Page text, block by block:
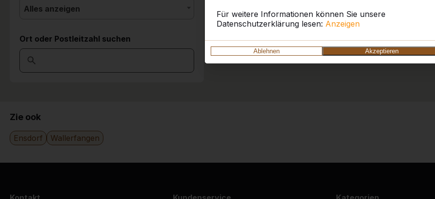
Für weitere Informationen können Sie unsere
Datenschutzerklärung lesen: Anzeigen
Ablehnen Akzeptieren
Alles anzeigen
Ort oder Postleitzahl suchen
Zie ook
Ensdorf Wallerfangen